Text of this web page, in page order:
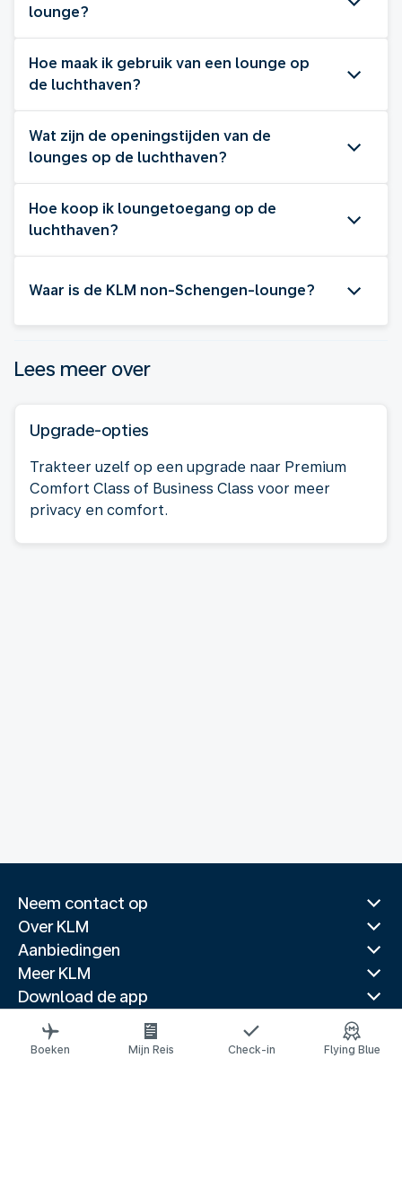
lounge?
Hoe maak ik gebruik van een lounge op
de luchthaven?
Wat zijn de openingstijden van de
lounges op de luchthaven?
Hoe koop ik loungetoegang op de
luchthaven?
Waar is de KLM non-Schengen-lounge?
Lees meer over
Upgrade-opties
Trakteer uzelf op een upgrade naar Premium
Comfort Class of Business Class voor meer
privacy en comfort.
Neem contact op
Over KLM
Aanbiedingen
Meer KLM
Download de app
Gerelateerde websites
Reisgidsen
Boeken Mijn Reis Check-in Flying Blue